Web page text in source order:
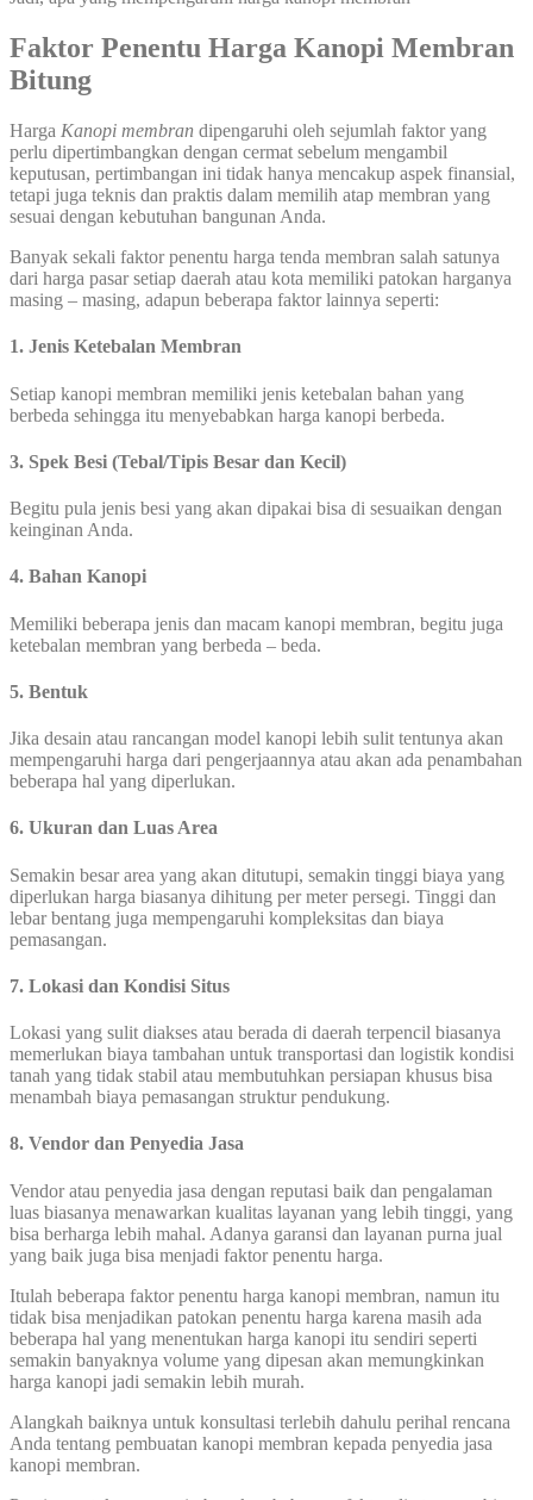
Faktor Penentu Harga Kanopi Membran
Bitung
Harga Kanopi membran dipengaruhi oleh sejumlah faktor yang
perlu dipertimbangkan dengan cermat sebelum mengambil
keputusan, pertimbangan ini tidak hanya mencakup aspek finansial,
tetapi juga teknis dan praktis dalam memilih atap membran yang
sesuai dengan kebutuhan bangunan Anda.
Banyak sekali faktor penentu harga tenda membran salah satunya
dari harga pasar setiap daerah atau kota memiliki patokan harganya
masing – masing, adapun beberapa faktor lainnya seperti:
1. Jenis Ketebalan Membran
Setiap kanopi membran memiliki jenis ketebalan bahan yang
berbeda sehingga itu menyebabkan harga kanopi berbeda.
3. Spek Besi (Tebal/Tipis Besar dan Kecil)
Begitu pula jenis besi yang akan dipakai bisa di sesuaikan dengan
keinginan Anda.
4. Bahan Kanopi
Memiliki beberapa jenis dan macam kanopi membran, begitu juga
ketebalan membran yang berbeda – beda.
5. Bentuk
Jika desain atau rancangan model kanopi lebih sulit tentunya akan
mempengaruhi harga dari pengerjaannya atau akan ada penambahan
beberapa hal yang diperlukan.
6. Ukuran dan Luas Area
Semakin besar area yang akan ditutupi, semakin tinggi biaya yang
diperlukan harga biasanya dihitung per meter persegi. Tinggi dan
lebar bentang juga mempengaruhi kompleksitas dan biaya
pemasangan.
7. Lokasi dan Kondisi Situs
Lokasi yang sulit diakses atau berada di daerah terpencil biasanya
memerlukan biaya tambahan untuk transportasi dan logistik kondisi
tanah yang tidak stabil atau membutuhkan persiapan khusus bisa
menambah biaya pemasangan struktur pendukung.
8. Vendor dan Penyedia Jasa
Vendor atau penyedia jasa dengan reputasi baik dan pengalaman
luas biasanya menawarkan kualitas layanan yang lebih tinggi, yang
bisa berharga lebih mahal. Adanya garansi dan layanan purna jual
yang baik juga bisa menjadi faktor penentu harga.
Itulah beberapa faktor penentu harga kanopi membran, namun itu
tidak bisa menjadikan patokan penentu harga karena masih ada
beberapa hal yang menentukan harga kanopi itu sendiri seperti
semakin banyaknya volume yang dipesan akan memungkinkan
harga kanopi jadi semakin lebih murah.
Alangkah baiknya untuk konsultasi terlebih dahulu perihal rencana
Anda tentang pembuatan kanopi membran kepada penyedia jasa
kanopi membran.